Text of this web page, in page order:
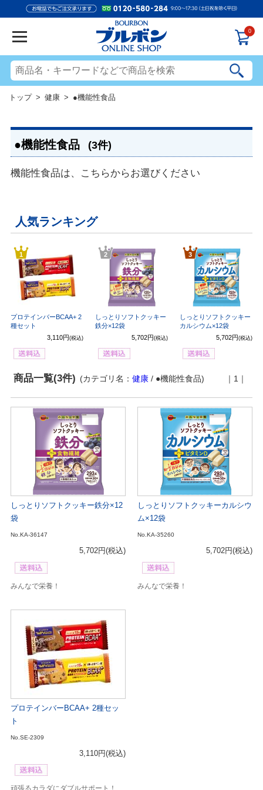
0
トップ> 健康 > ●機能性食品
●機能性食品 (3件)
機能性食品は、こちらからお選びください
人気ランキング
1
プロテインバーBCAA+ 2
種セット
3,110円 (税込)
2
しっとりソフトクッキー
鉄分×12袋
5,702円 (税込)
3
しっとりソフトクッキー
カルシウム×12袋
5,702円(税込)
商品一覧(3件) ｜1｜
(カテゴリ名： 健康/ ●機能性食品)
しっとりソフトクッキー鉄分×12
袋
No.KA-36147
5,702円(税込)
みんなで栄養！
しっとりソフトクッキーカルシウ
ム×12袋
No.KA-35260
5,702円(税込)
みんなで栄養！
プロテインバーBCAA+ 2種セッ
ト
No.SE-2309
3,110円(税込)
頑張るカラダにダブルサポート！